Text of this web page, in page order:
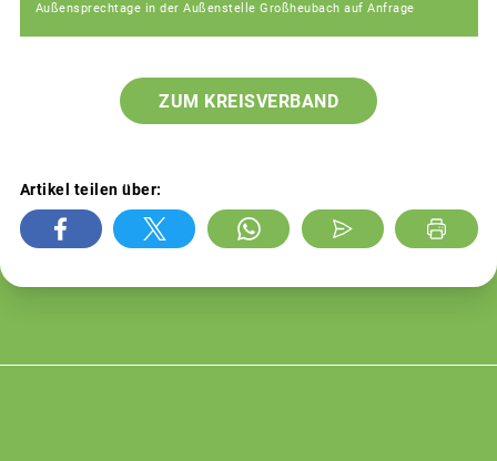
Außensprechtage in der Außenstelle Großheubach auf Anfrage
ZUM KREISVERBAND
Artikel teilen über: